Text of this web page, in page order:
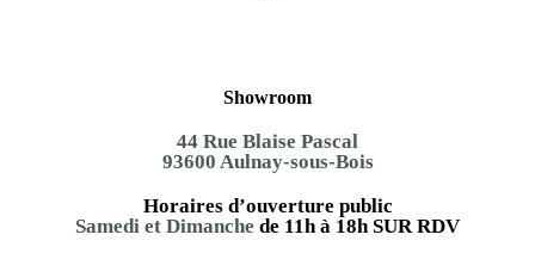
Showroom
44 Rue Blaise Pascal
93600 Aulnay-sous-Bois
Horaires d’ouverture public
Samedi et Dimanche de 11h à 18h SUR RDV